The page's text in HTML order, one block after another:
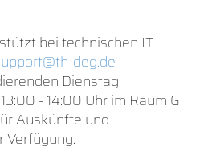
bei technischen IT
deg.de
Dienstag
- 14:00 Uhr im Raum G
Auskünfte und
Verfügung.